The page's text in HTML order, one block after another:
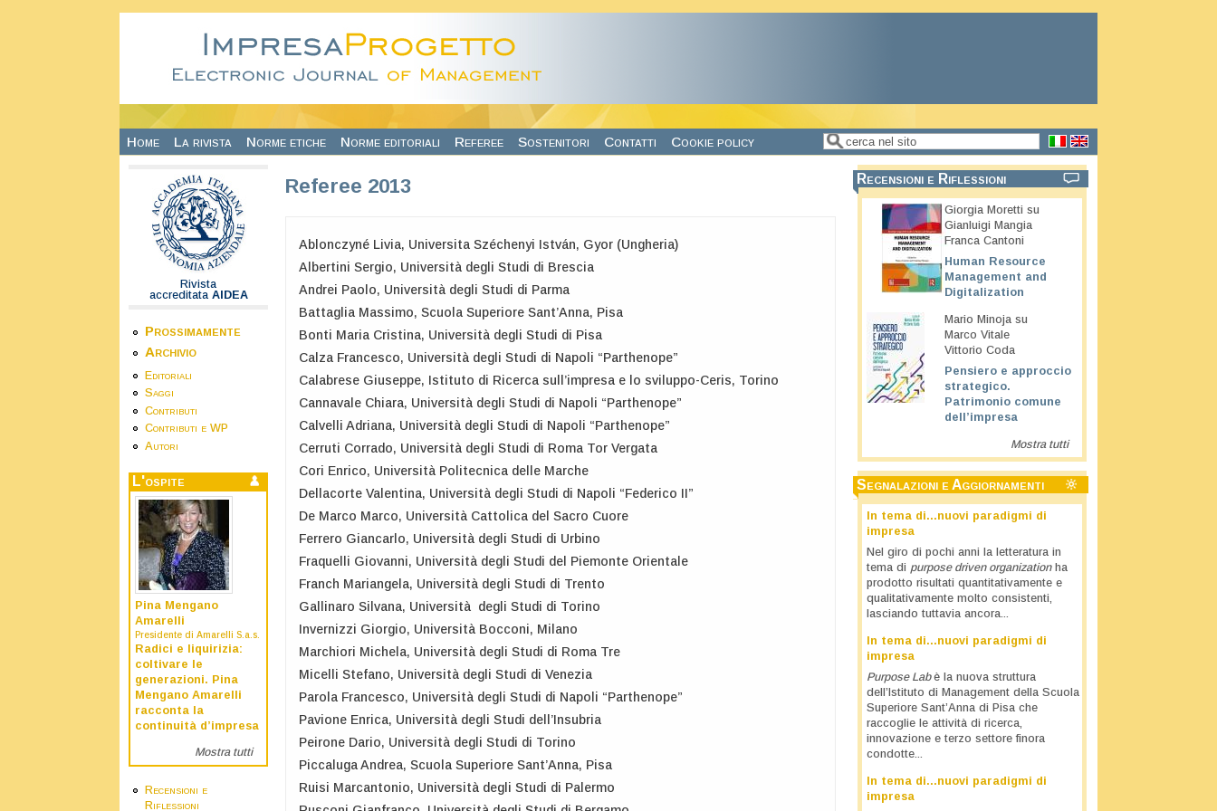
Home La rivista Norme etiche Norme editoriali Referee Sostenitori Contatti Cookie policy Form di ricerca
Cerca
Rivista
accreditata AIDEA
Prossimamente
Archivio
Editoriali
Saggi
Contributi
Contributi e WP
Autori
L'ospite
Pina Mengano
Amarelli
Presidente di Amarelli S.a.s.
Radici e liquirizia:
coltivare le
generazioni. Pina
Mengano Amarelli
racconta la
continuità d’impresa
Mostra tutti
Recensioni e
Riflessioni
Referee 2013
Ablonczyné Livia, Universita Széchenyi István, Gyor (Ungheria)
Albertini Sergio, Università degli Studi di Brescia
Andrei Paolo, Università degli Studi di Parma
Battaglia Massimo, Scuola Superiore Sant’Anna, Pisa
Bonti Maria Cristina, Università degli Studi di Pisa
Calza Francesco, Università degli Studi di Napoli “Parthenope”
Calabrese Giuseppe, Istituto di Ricerca sull’impresa e lo sviluppo-Ceris, Torino
Cannavale Chiara, Università degli Studi di Napoli “Parthenope”
Calvelli Adriana, Università degli Studi di Napoli “Parthenope”
Cerruti Corrado, Università degli Studi di Roma Tor Vergata
Cori Enrico, Università Politecnica delle Marche
Dellacorte Valentina, Università degli Studi di Napoli “Federico II”
De Marco Marco, Università Cattolica del Sacro Cuore
Ferrero Giancarlo, Università degli Studi di Urbino
Fraquelli Giovanni, Università degli Studi del Piemonte Orientale
Franch Mariangela, Università degli Studi di Trento
Gallinaro Silvana, Università degli Studi di Torino
Invernizzi Giorgio, Università Bocconi, Milano
Marchiori Michela, Università degli Studi di Roma Tre
Micelli Stefano, Università degli Studi di Venezia
Parola Francesco, Università degli Studi di Napoli “Parthenope”
Pavione Enrica, Università degli Studi dell’Insubria
Peirone Dario, Università degli Studi di Torino
Piccaluga Andrea, Scuola Superiore Sant’Anna, Pisa
Ruisi Marcantonio, Università degli Studi di Palermo
Recensioni e Riflessioni
Giorgia Moretti su
Gianluigi Mangia
Franca Cantoni
Human Resource
Management and
Digitalization
Mario Minoja su
Marco Vitale
Vittorio Coda
Pensiero e approccio
strategico.
Patrimonio comune
dell’impresa
Mostra tutti
Segnalazioni e Aggiornamenti
In tema di…nuovi paradigmi di
impresa
Nel giro di pochi anni la letteratura in
tema di purpose driven organizationha
prodotto risultati quantitativamente e
qualitativamente molto consistenti,
lasciando tuttavia ancora...
In tema di…nuovi paradigmi di
impresa
Purpose Labè la nuova struttura
dell’Istituto di Management della Scuola
Superiore Sant’Anna di Pisa che
raccoglie le attività di ricerca,
innovazione e terzo settore finora
condotte...
In tema di…nuovi paradigmi di
impresa